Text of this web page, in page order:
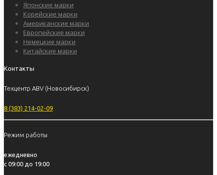
Японские марки
Корейские марки
Американские марки
Европейские марки
Немецкие марки
Китайские марки
Контакты
Техцентр ABV (Новосибирск)
8 (383) 214-02-09
Режим работы
ежедневно
с 09:00 до 19:00